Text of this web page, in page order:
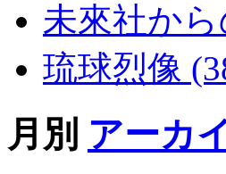
未來社か
琉球烈像
月別 アーカ